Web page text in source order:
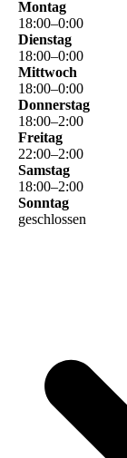
Montag
18:00–0:00
Dienstag
18:00–0:00
Mittwoch
18:00–0:00
Donnerstag
18:00–2:00
Freitag
22:00–2:00
Samstag
18:00–2:00
Sonntag
geschlossen